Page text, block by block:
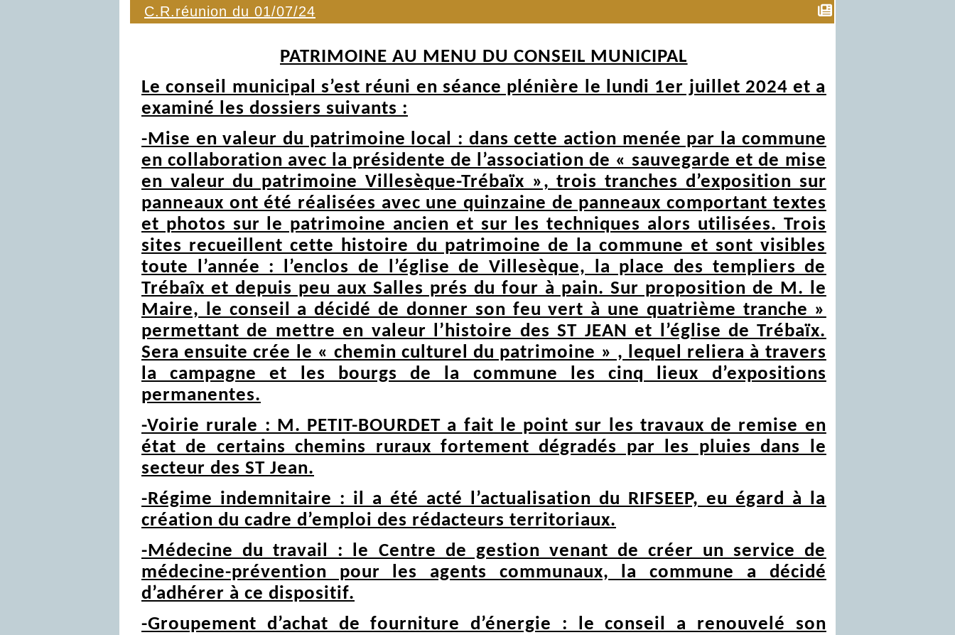
C.R.réunion du 01/07/24
PATRIMOINE AU MENU DU CONSEIL MUNICIPAL
Le conseil municipal s’est réuni en séance plénière le lundi 1er juillet 2024 et a
examiné les dossiers suivants :
-Mise en valeur du patrimoine local : dans cette action menée par la commune
en collaboration avec la présidente de l’association de « sauvegarde et de mise
en valeur du patrimoine Villesèque-Trébaïx », trois tranches d’exposition sur
panneaux ont été réalisées avec une quinzaine de panneaux comportant textes
et photos sur le patrimoine ancien et sur les techniques alors utilisées. Trois
sites recueillent cette histoire du patrimoine de la commune et sont visibles
toute l’année : l’enclos de l’église de Villesèque, la place des templiers de
Trébaîx et depuis peu aux Salles prés du four à pain. Sur proposition de M. le
Maire, le conseil a décidé de donner son feu vert à une quatrième tranche »
permettant de mettre en valeur l’histoire des ST JEAN et l’église de Trébaïx.
Sera ensuite crée le « chemin culturel du patrimoine » , lequel reliera à travers
la campagne et les bourgs de la commune les cinq lieux d’expositions
permanentes.
-Voirie rurale : M. PETIT-BOURDET a fait le point sur les travaux de remise en
état de certains chemins ruraux fortement dégradés par les pluies dans le
secteur des ST Jean.
-Régime indemnitaire : il a été acté l’actualisation du RIFSEEP, eu égard à la
création du cadre d’emploi des rédacteurs territoriaux.
-Médecine du travail : le Centre de gestion venant de créer un service de
médecine-prévention pour les agents communaux, la commune a décidé
d’adhérer à ce dispositif.
-Groupement d’achat de fourniture d’énergie : le conseil a renouvelé son